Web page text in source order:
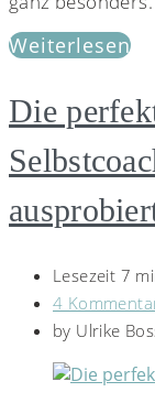
Weiterlesen
Die
Lesezeit 7
4
by Ulrike